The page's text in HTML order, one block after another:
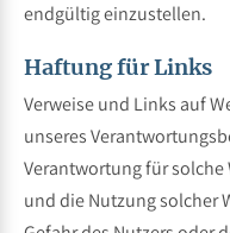
endgültig einzustellen.
Haftung für Links
Verweise und Links auf
unseres
Verantwortung für
und die Nutzung solcher